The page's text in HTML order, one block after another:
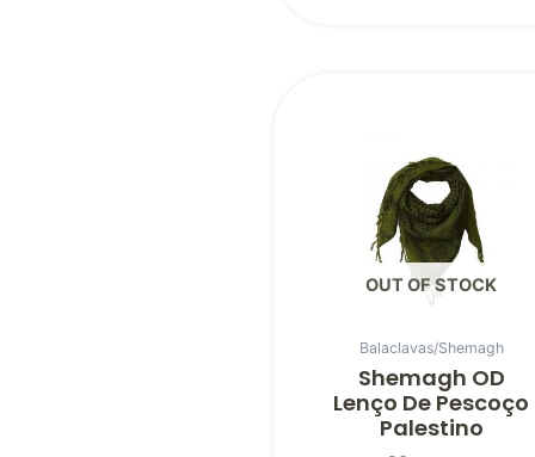
OUT OF STOCK
Balaclavas/Shemagh
Shemagh OD
Lenço De Pescoço
Palestino